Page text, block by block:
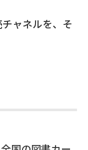
ャネルを、そ